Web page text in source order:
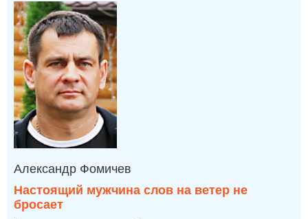
Александр Фомичев
Настоящий мужчина слов на ветер не
бросает